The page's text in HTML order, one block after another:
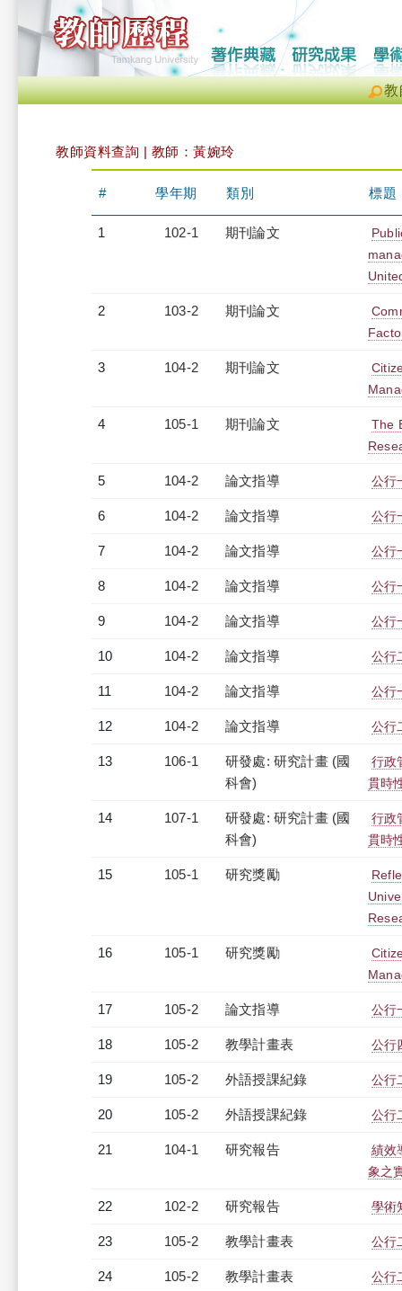
教
教師資料查詢 | 教師：黃婉玲
# 學年期 類別 標題
1 102-1 期刊論文
2 103-2 期刊論文
3 104-2 期刊論文
4 105-1 期刊論文
The
5 104-2 論文指導 公行
6 104-2 論文指導 公行
7 104-2 論文指導 公行
8 104-2 論文指導 公行
9 104-2 論文指導 公行
10 104-2 論文指導 公行
11 104-2 論文指導 公行
12 104-2 論文指導 公行
13 106-1
研發處: 研究計畫 (國
科會)
行政
貫時
14 107-1
研發處: 研究計畫 (國
科會)
行政
貫時
15 105-1 研究獎勵
16 105-1 研究獎勵
17 105-2 論文指導 公行
18 105-2 教學計畫表 公行
19 105-2 外語授課紀錄 公行
20 105-2 外語授課紀錄 公行
21 104-1 研究報告
績效
象之
22 102-2 研究報告 學術
23 105-2 教學計畫表 公行
24 105-2 教學計畫表 公行